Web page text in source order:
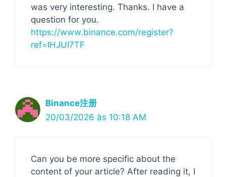
was very interesting. Thanks. I have a
question for you.
https://www.binance.com/register?
ref=IHJUI7TF
Binance注册
20/03/2026 às 10:18 AM
Can you be more specific about the
content of your article? After reading it, I